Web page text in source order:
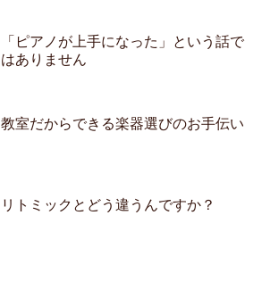
「ピアノが上手になった」という話で
はありません
教室だからできる楽器選びのお手伝い
リトミックとどう違うんですか？